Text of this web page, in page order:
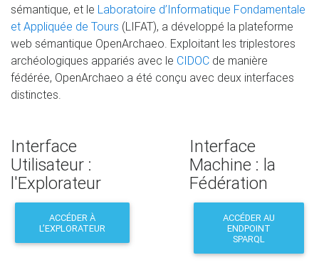
sémantique, et le Laboratoire d’Informatique Fondamentale
et Appliquée de Tours (LIFAT), a développé la plateforme
web sémantique OpenArchaeo. Exploitant les triplestores
archéologiques appariés avec le CIDOC de manière
fédérée, OpenArchaeo a été conçu avec deux interfaces
distinctes.
Interface
Machine : la
Fédération
ACCÉDER AU
ENDPOINT
SPARQL
Interface
Utilisateur :
l'Explorateur
ACCÉDER À
L’EXPLORATEUR